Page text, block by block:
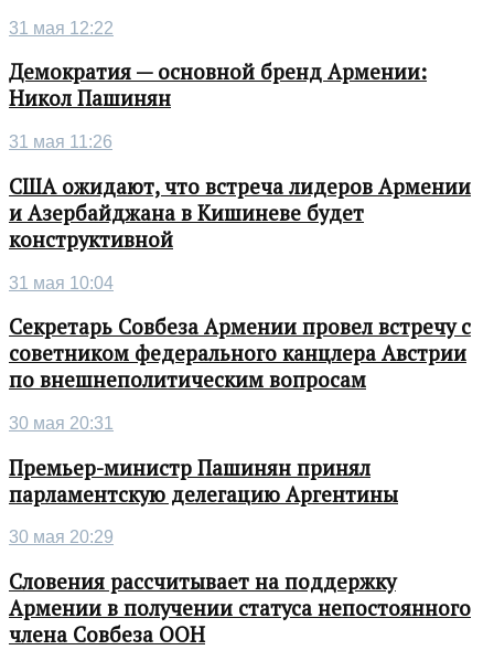
31 мая 12:22
Демократия — основной бренд Армении:
Никол Пашинян
31 мая 11:26
США ожидают, что встреча лидеров Армении
и Азербайджана в Кишиневе будет
конструктивной
31 мая 10:04
Секретарь Совбеза Армении провел встречу с
советником федерального канцлера Австрии
по внешнеполитическим вопросам
30 мая 20:31
Премьер-министр Пашинян принял
парламентскую делегацию Аргентины
30 мая 20:29
Словения рассчитывает на поддержку
Армении в получении статуса непостоянного
члена Совбеза ООН